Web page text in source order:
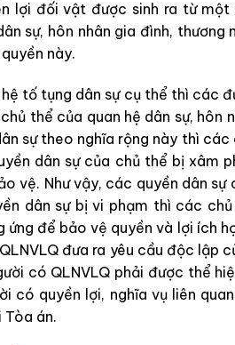
lợi đối vật được sinh ra từ một
sự, hôn nhân gia đình, thương
này.
tố tụng dân sự cụ thể thì các
thể của quan hệ dân sự, hôn
sự theo nghĩa rộng này thì các
dân sự của chủ thể bị xâm
vệ. Như vậy, các quyền dân sự
dân sự bị vi phạm thì các
để bảo vệ quyền và lợi ích
đưa ra yêu cầu độc lập
có QLNVLQ phải được thể
có quyền lợi, nghĩa vụ liên
án.